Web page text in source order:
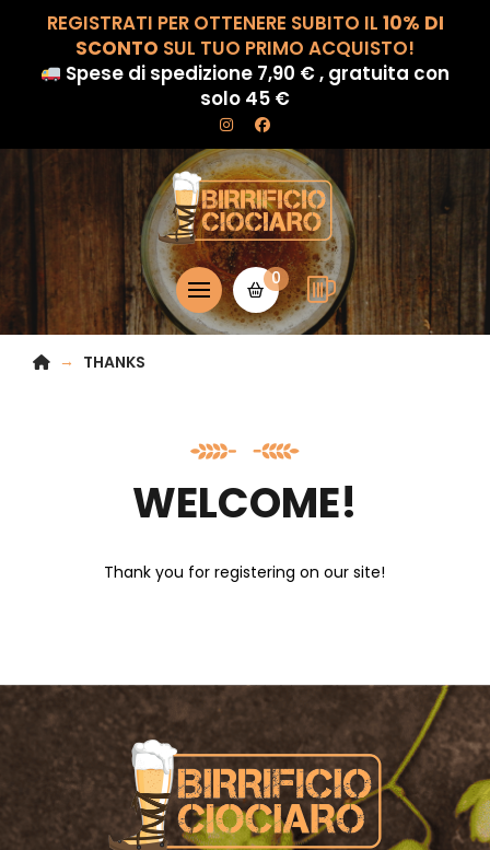
REGISTRATI PER OTTENERE SUBITO IL10% DI
SCONTOSUL TUO PRIMO ACQUISTO!
Spese di spedizione 7,90 € , gratuita con
solo 45 €
0
HOME
→ THANKS
WELCOME!
Thank you for registering on our site!